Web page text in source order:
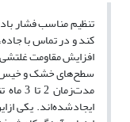
تنظیم مناسب فشار
کند و در تماس با